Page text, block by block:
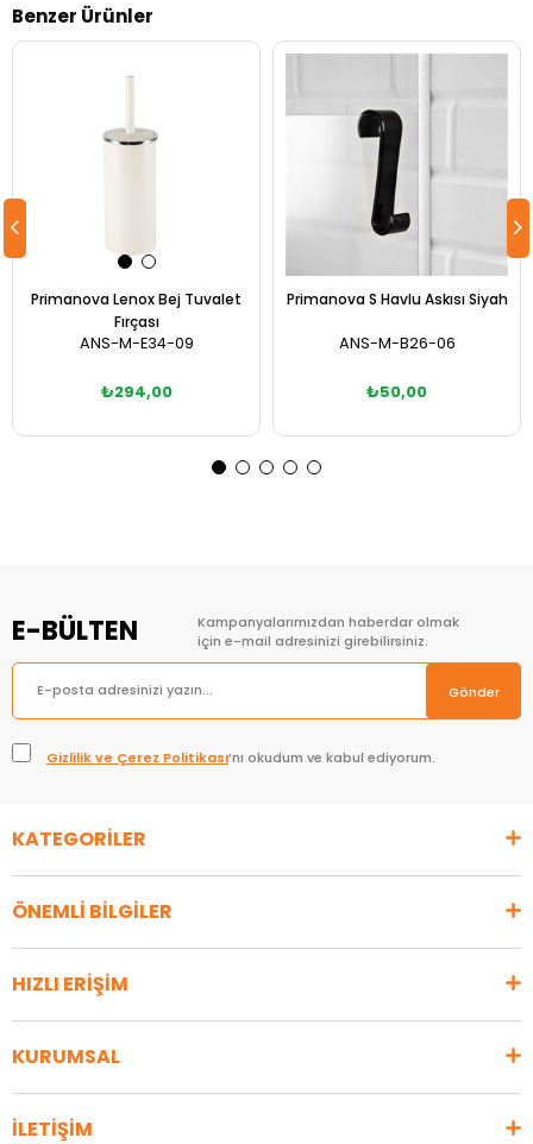
Benzer Ürünler
Primanova Lenox Bej Tuvalet
Fırçası
ANS-M-E34-09
₺294,00
Primanova S Havlu Askısı Siyah
ANS-M-B26-06
₺50,00
E-BÜLTEN
Kampanyalarımızdan haberdar olmak
için e-mail adresinizi girebilirsiniz.
Gönder
Gizlilik ve Çerez Politikası’nı okudum ve kabul ediyorum.
KATEGORİLER
ÖNEMLİ BİLGİLER
HIZLI ERİŞİM
KURUMSAL
İLETİŞİM